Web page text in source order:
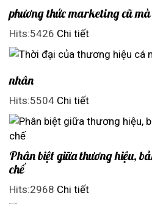
phương thức marketing cũ
Hits:5426 Chi tiết
nhân
Hits:5504 Chi tiết
Phân biệt giữa thương hiệu,
chế
Hits:2968 Chi tiết